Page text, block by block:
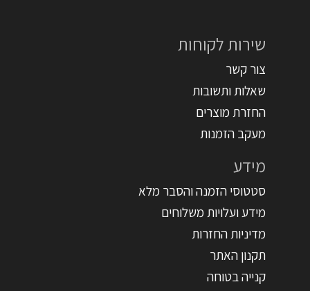
שירות לקוחות
צור קשר
שאלות ותשובות
החזרת מוצרים
מעקב הזמנות
מידע
סטטוסי הזמנה והסבר מלא
מידע ועלויות משלוחים
מדיניות החזרות
תקנון האתר
קנייה בטוחה